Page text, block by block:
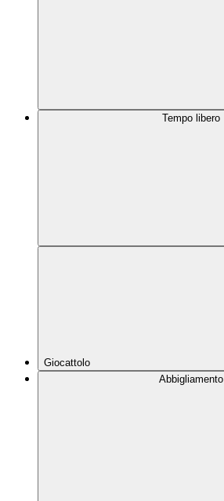
Tempo libero
Giocattolo
Abbigliamento